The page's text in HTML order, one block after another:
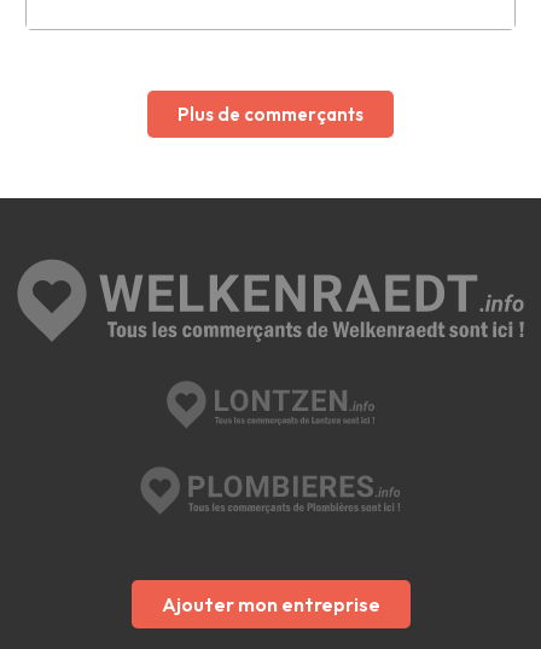
Plus de commerçants
Ajouter mon entreprise